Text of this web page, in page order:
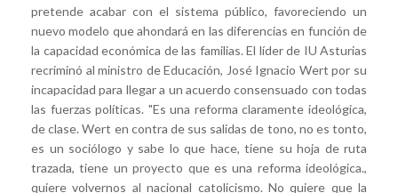
pretende acabar con el sistema público, favoreciendo un
nuevo modelo que ahondará en las diferencias en función de
la capacidad económica de las familias. El líder de IU Asturias
recriminó al ministro de Educación, José Ignacio Wert por su
incapacidad para llegar a un acuerdo consensuado con todas
las fuerzas políticas. "Es una reforma claramente ideológica,
de clase. Wert en contra de sus salidas de tono, no es tonto,
es un sociólogo y sabe lo que hace, tiene su hoja de ruta
trazada, tiene un proyecto que es una reforma ideológica.,
quiere volvernos al nacional catolicismo. No quiere que la